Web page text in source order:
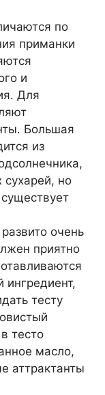
по
приманки
и
Для
Большая
из
сухарей, но
очень
приятно
ингредиент,
тесту
тесто
масло,
аттрактанты